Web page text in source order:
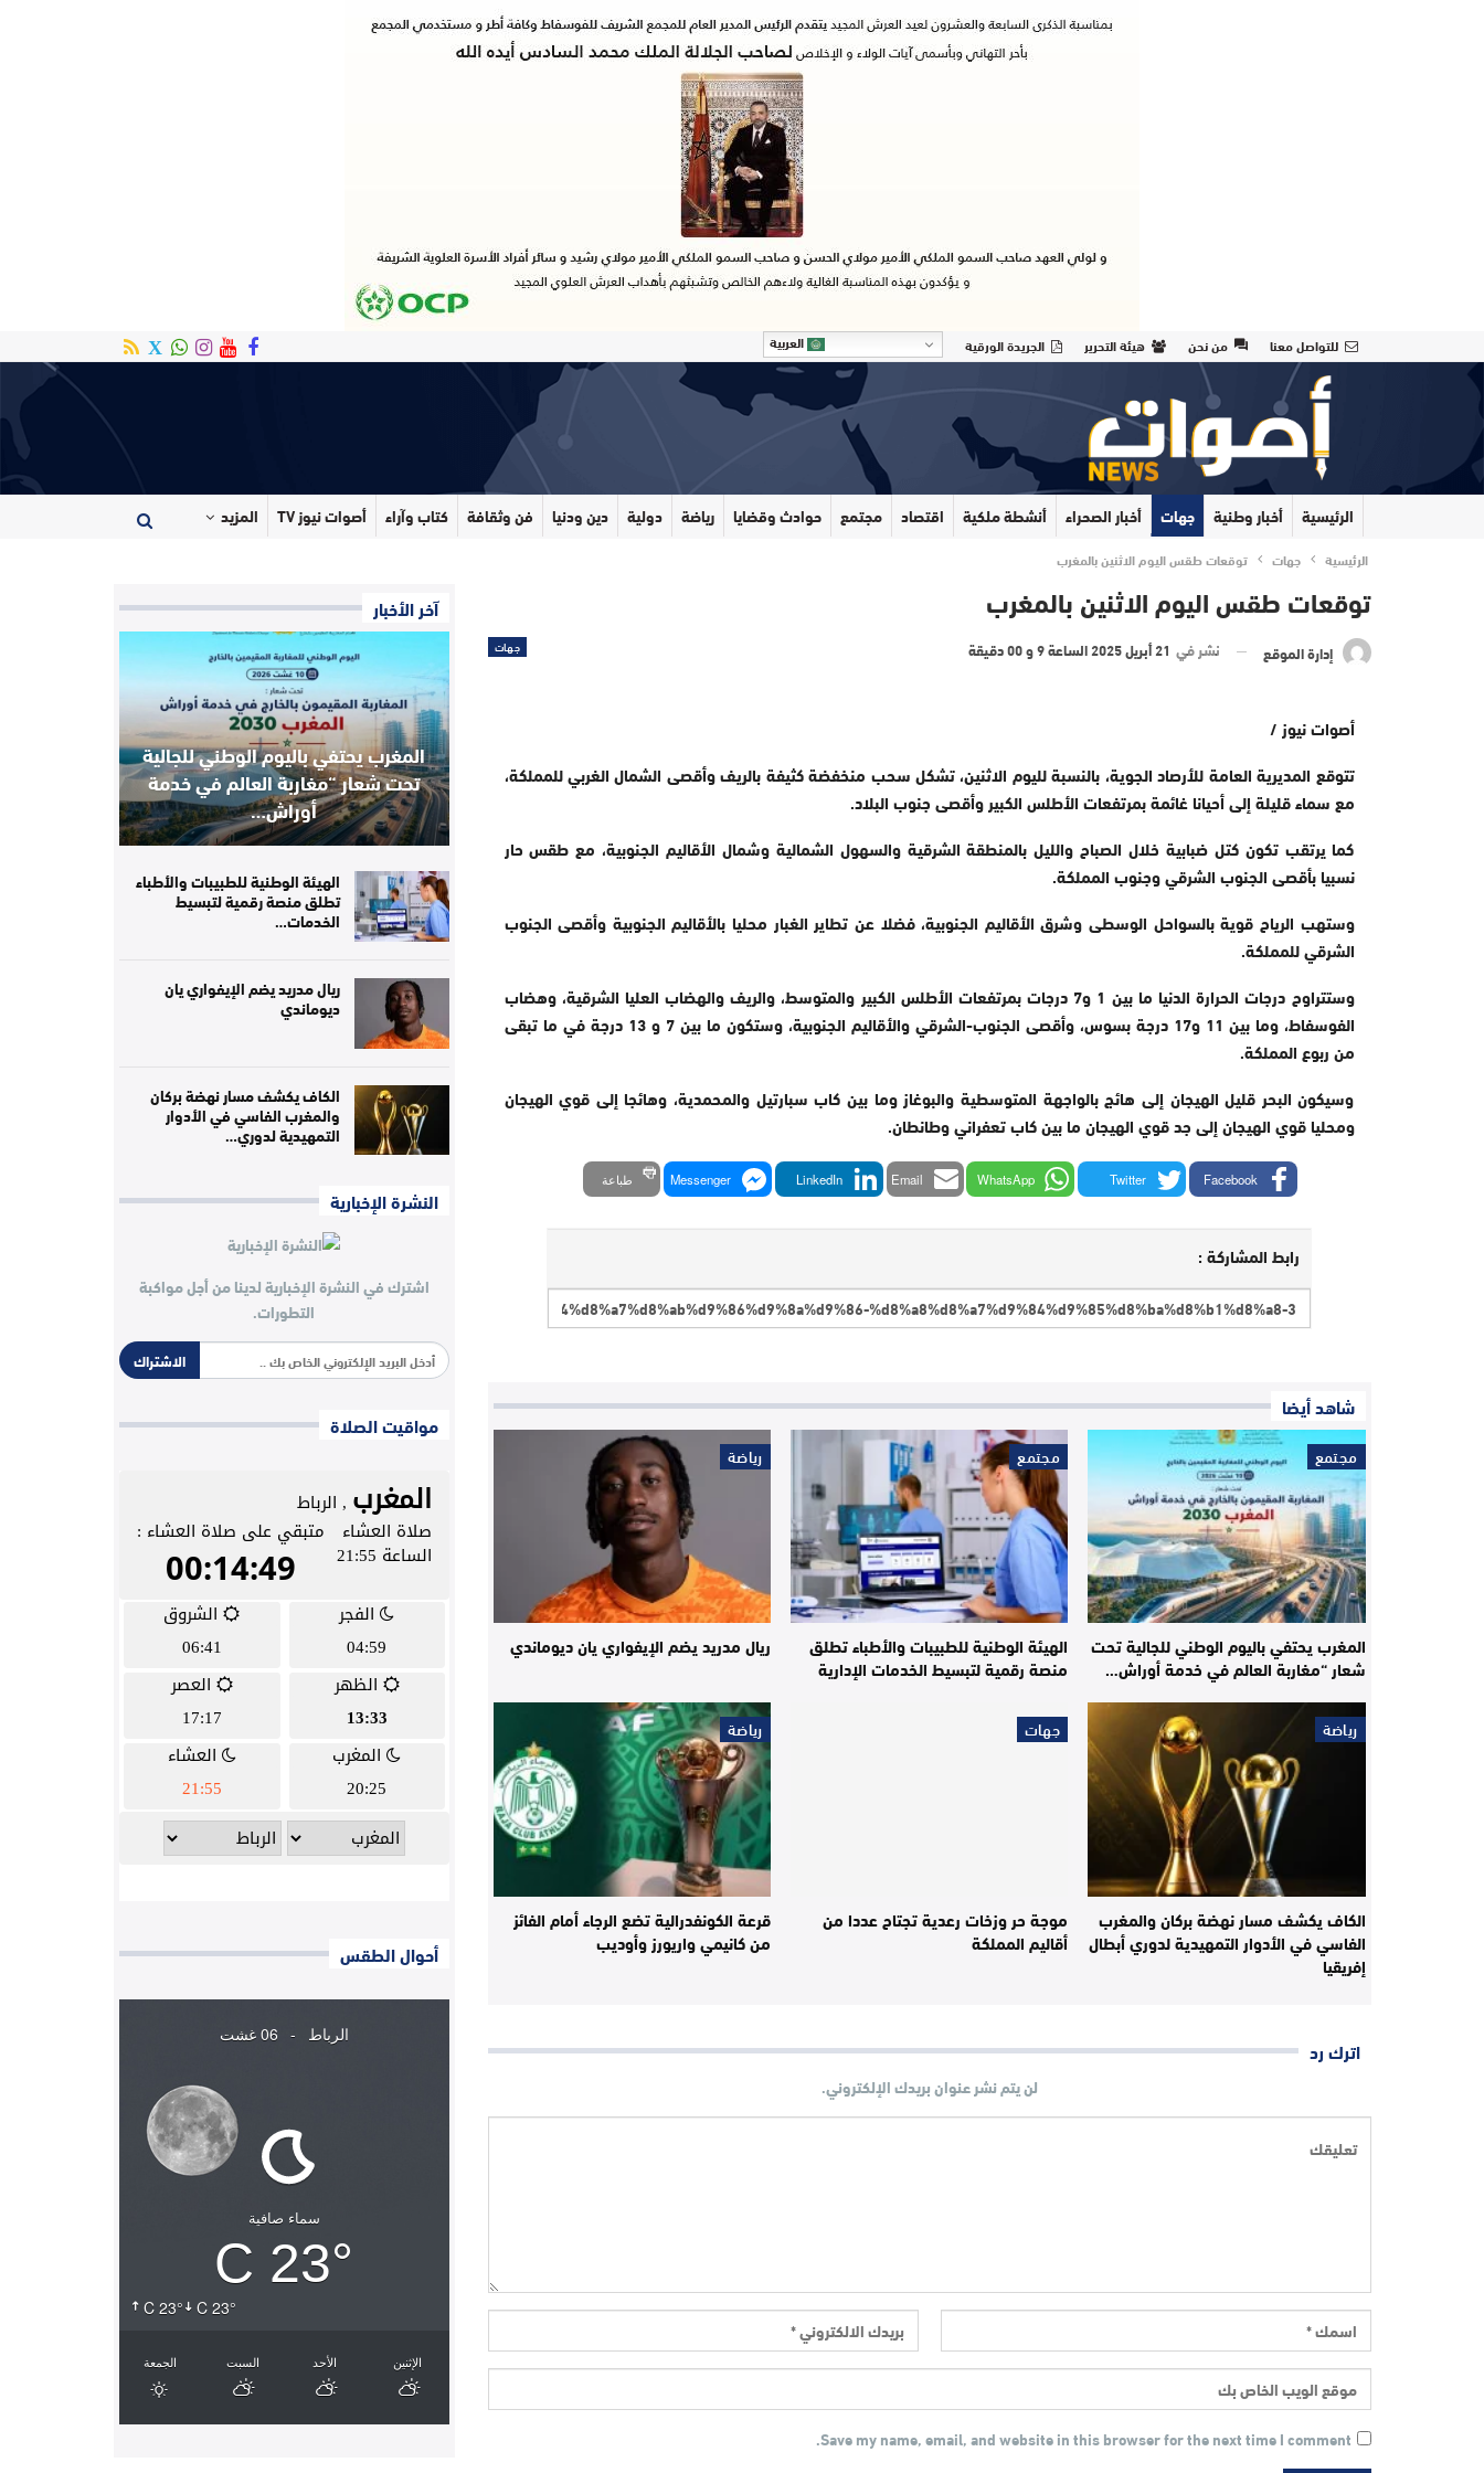
للتواصل معنا من نحن هيئة التحرير الجريدة الورقية العربية
الرئيسية أخبار وطنية جهات أخبار الصحراء أنشطة ملكية اقتصاد مجتمع حوادث وقضايا رياضة دولية دين ودنيا فن وثقافة كتاب وآراء أصوات نيوز TV المزيد
الرئيسية جهات توقعات طقس اليوم الاثنين بالمغرب
توقعات طقس اليوم الاثنين بالمغرب
جهات إدارة الموقع نشر في 21 أبريل 2025 الساعة 9 و 00 دقيقة
أصوات نيوز /
تتوقع المديرية العامة للأرصاد الجوية، بالنسبة لليوم الاثنين، تشكل سحب منخفضة كثيفة بالريف وأقصى الشمال الغربي للمملكة،
مع سماء قليلة إلى أحيانا غائمة بمرتفعات الأطلس الكبير وأقصى جنوب البلاد.
كما يرتقب تكون كتل ضبابية خلال الصباح والليل بالمنطقة الشرقية والسهول الشمالية وشمال الأقاليم الجنوبية، مع طقس حار
نسبيا بأقصى الجنوب الشرقي وجنوب المملكة.
وستهب الرياح قوية بالسواحل الوسطى وشرق الأقاليم الجنوبية، فضلا عن تطاير الغبار محليا بالأقاليم الجنوبية وأقصى الجنوب
الشرقي للمملكة.
وستتراوح درجات الحرارة الدنيا ما بين 1 و7 درجات بمرتفعات الأطلس الكبير والمتوسط، والريف والهضاب العليا الشرقية، وهضاب
الفوسفاط، وما بين 11 و17 درجة بسوس، وأقصى الجنوب-الشرقي والأقاليم الجنوبية، وستكون ما بين 7 و 13 درجة في ما تبقى
من ربوع المملكة.
وسيكون البحر قليل الهيجان إلى هائج بالواجهة المتوسطية والبوغاز وما بين كاب سبارتيل والمحمدية، وهائجا إلى قوي الهيجان
ومحليا قوي الهيجان إلى جد قوي الهيجان ما بين كاب تعفراني وطانطان.
Facebook
Twitter
WhatsApp
Email
LinkedIn
Messenger طباعة
رابط المشاركة :
شاهد أيضا
مجتمع
المغرب يحتفي باليوم الوطني للجالية تحت
شعار “مغاربة العالم في خدمة أوراش…
مجتمع
الهيئة الوطنية للطبيبات والأطباء تطلق
منصة رقمية لتبسيط الخدمات الإدارية
رياضة
ريال مدريد يضم الإيفواري يان ديوماندي
رياضة
الكاف يكشف مسار نهضة بركان والمغرب
الفاسي في الأدوار التمهيدية لدوري أبطال
إفريقيا
جهات
موجة حر وزخات رعدية تجتاح عددا من
أقاليم المملكة
رياضة
قرعة الكونفدرالية تضع الرجاء أمام الفائز
من كانيمي واريورز وأوديب
اترك رد
لن يتم نشر عنوان بريدك الإلكتروني.
Save my name, email, and website in this browser for the next time I comment.
آخر الأخبار
المغرب يحتفي باليوم الوطني للجالية
تحت شعار “مغاربة العالم في خدمة
أوراش…
الهيئة الوطنية للطبيبات والأطباء
تطلق منصة رقمية لتبسيط
الخدمات…
ريال مدريد يضم الإيفواري يان
ديوماندي
الكاف يكشف مسار نهضة بركان
والمغرب الفاسي في الأدوار
التمهيدية لدوري…
النشرة الإخبارية
اشترك في النشرة الإخبارية لدينا من أجل مواكبة
التطورات.
الاشتراك
مواقيت الصلاة
أحوال الطقس
الرباط - 06 غشت
23° C 23° C
سماء صافية
23° C
الجمعة السبت الأحد الإثنين